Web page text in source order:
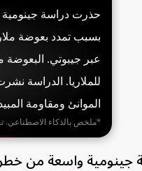
بسبب تمدد بعوضة
عبر جيبوتي.
الموانئ ومقاومة
*ملخص بالذكاء